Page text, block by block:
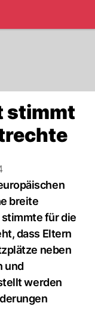
stimmt
breite
für die
dass Eltern
neben
und
werden